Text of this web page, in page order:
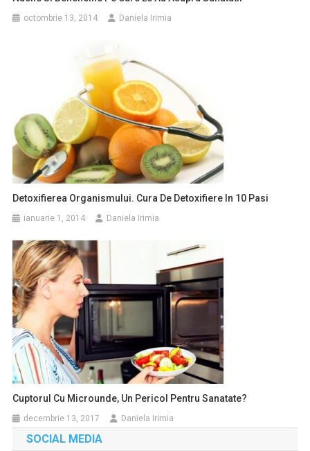
octombrie 13, 2014 Daniela Irimia
Detoxifierea Organismului. Cura De Detoxifiere In 10 Pasi
ianuarie 1, 2014 Daniela Irimia
Cuptorul Cu Microunde, Un Pericol Pentru Sanatate?
decembrie 13, 2017 Daniela Irimia
SOCIAL MEDIA